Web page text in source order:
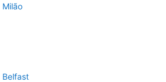
Milão
Belfast